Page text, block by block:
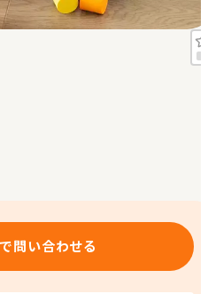
問い合わせる